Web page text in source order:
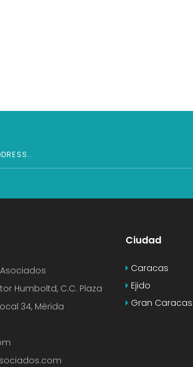
Humboltd, C.C. Plaza
34, Mérida
Ciudad
Caracas
Ejido
Gran Caracas